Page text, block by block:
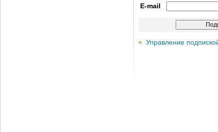
E-mail
Управление